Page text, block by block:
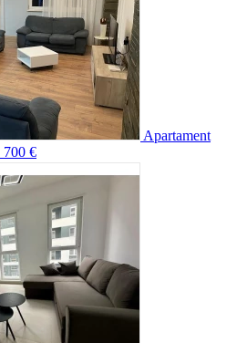
Apartament
700 €